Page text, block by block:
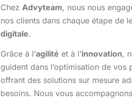
Chez Advyteam, nous nous
nos clients dans chaque étape de
digitale.
Grâce à l’agilité et à l’innovation,
guident dans l’optimisation de vos
offrant des solutions sur mesure
besoins. Nous vous